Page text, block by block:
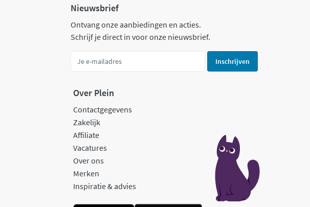
Nieuwsbrief
Ontvang onze aanbiedingen en acties.
Schrijf je direct in voor onze nieuwsbrief.
Inschrijven
Over Plein
Contactgegevens
Zakelijk
Affiliate
Vacatures
Over ons
Merken
Inspiratie & advies